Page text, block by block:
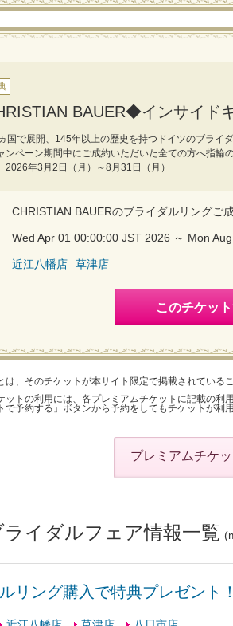
BAUER◆インサイド
国で展開、145年以上の歴史を持つドイツのブライ
ンペーン期間中にご成約いただいた全ての方へ指
2026年3月2日（月）～8月31日（月）
CHRISTIAN BAUERのブライダルリングご
Wed Apr 01 00:00:00 JST 2026 ～ Mon
近江八幡店 草津店
このチケッ
は、そのチケットが本サイト限定で掲載されている
ットの利用には、各プレミアムチケットに記載の
で予約する」ボタンから予約をしてもチケットが利
プレミアムチケ
ライダルフェア情報一覧
リング購入で特典プレゼント！